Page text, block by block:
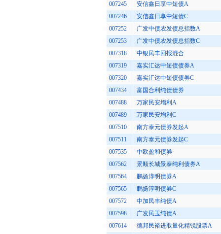
007245
安信鑫日享中短债A
007246
安信鑫日享中短债C
007252
广发中债农发债总指数A
007253
广发中债农发债总指数C
007318
中银民丰回报混合
007319
嘉实汇达中短债债券A
007320
嘉实汇达中短债债券C
007434
富国合利纯债债券
007488
万家民安增利A
007489
万家民安增利C
007510
南方泰元债券发起A
007511
南方泰元债券发起C
007535
中欧盈和债券
007562
景顺长城景泰纯利债券A
007564
鹏扬淳明债券A
007565
鹏扬淳明债券C
007572
中加民丰纯债A
007598
广发民玉纯债A
007614
德邦民裕进取量化精锐股票A